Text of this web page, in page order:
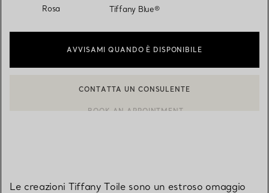
Rosa selezionato/i
Tiffany Blue®
AVVISAMI QUANDO È DISPONIBILE
Le creazioni Tiffany Toile sono un estroso omaggio